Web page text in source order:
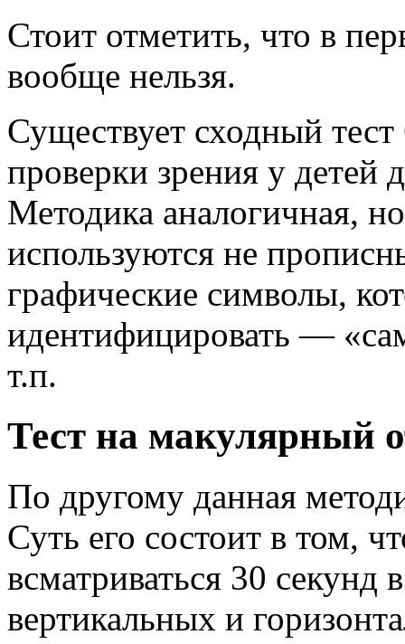
Стоит отметить, что в
вообще нельзя.
Существует сходный
проверки зрения у детей
Методика аналогичная,
используются не
графические символы,
идентифицировать —
т.п.
Тест на макулярный
По другому данная
Суть его состоит в том,
всматриваться 30 секунд
вертикальных и